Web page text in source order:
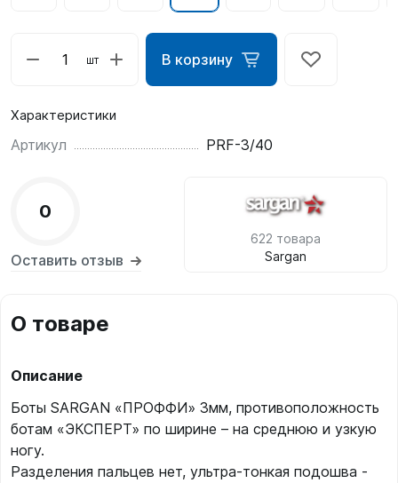
шт В корзину
Характеристики
Артикул PRF-3/40
0
Оставить отзыв
622 товара
Sargan
О товаре
Описание
Боты SARGAN «ПРОФФИ» 3мм, противоположность
ботам «ЭКСПЕРТ» по ширине – на среднюю и узкую
ногу.
Разделения пальцев нет, ультра-тонкая подошва -